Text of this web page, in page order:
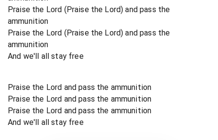
Praise the Lord (Praise the Lord) and pass the
ammunition
Praise the Lord (Praise the Lord) and pass the
ammunition
And we'll all stay free
Praise the Lord and pass the ammunition
Praise the Lord and pass the ammunition
Praise the Lord and pass the ammunition
And we'll all stay free